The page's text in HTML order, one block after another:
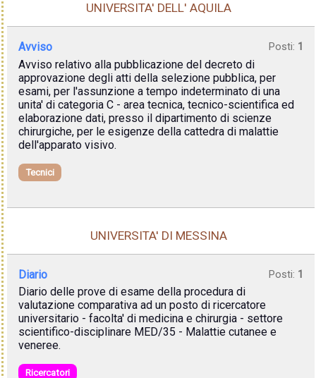
UNIVERSITA' DELL' AQUILA
Avviso Posti: 1
Avviso relativo alla pubblicazione del decreto di
approvazione degli atti della selezione pubblica, per
esami, per l'assunzione a tempo indeterminato di una
unita' di categoria C - area tecnica, tecnico-scientifica ed
elaborazione dati, presso il dipartimento di scienze
chirurgiche, per le esigenze della cattedra di malattie
dell'apparato visivo.
Tecnici
UNIVERSITA' DI MESSINA
Diario Posti: 1
Diario delle prove di esame della procedura di
valutazione comparativa ad un posto di ricercatore
universitario - facolta' di medicina e chirurgia - settore
scientifico-disciplinare MED/35 - Malattie cutanee e
veneree.
Ricercatori